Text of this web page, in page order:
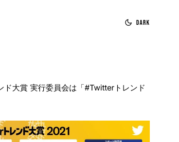
Dark
大賞 実行委員会は「#Twitterトレンド